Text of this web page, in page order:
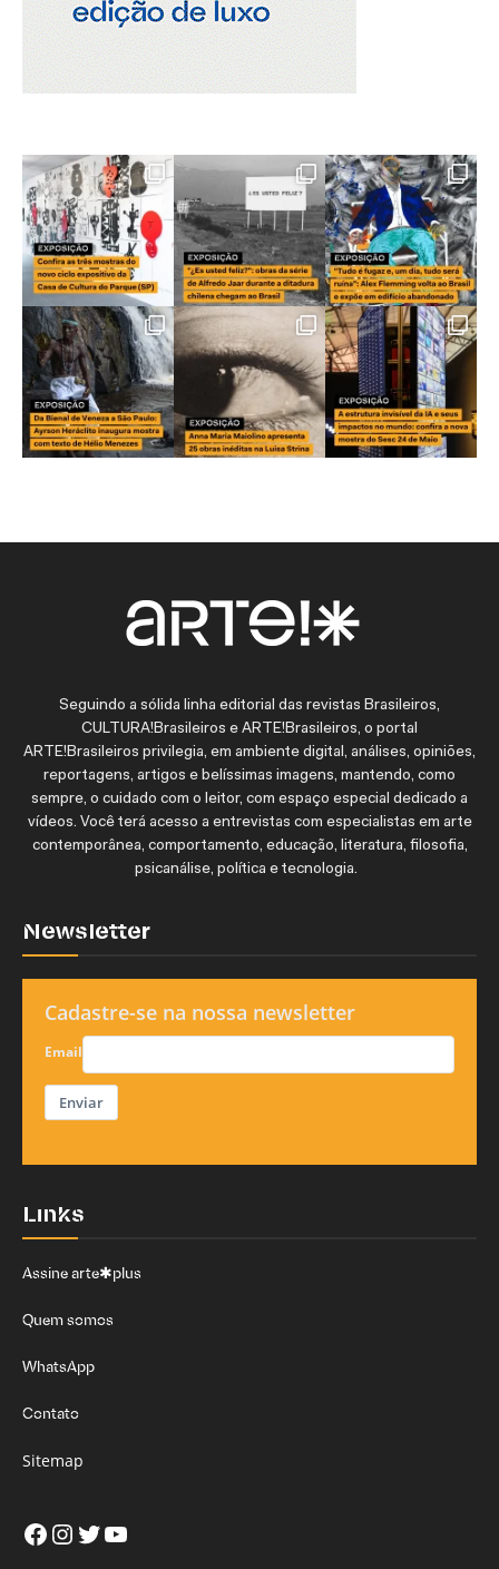
Seguindo a sólida linha editorial das revistas Brasileiros,
CULTURA!Brasileiros e ARTE!Brasileiros, o portal
ARTE!Brasileiros privilegia, em ambiente digital, análises, opiniões,
reportagens, artigos e belíssimas imagens, mantendo, como
sempre, o cuidado com o leitor, com espaço especial dedicado a
vídeos. Você terá acesso a entrevistas com especialistas em arte
contemporânea, comportamento, educação, literatura, filosofia,
psicanálise, política e tecnologia.
Newsletter
Cadastre-se na nossa newsletter
Email
Enviar
Links
Assine arte✱plus
Quem somos
WhatsApp
Contato
Sitemap
Facebook
Instagram
Twitter
Youtube